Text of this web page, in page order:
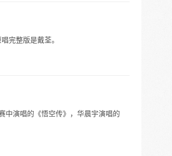
完整版是戴荃。
中演唱的《悟空传》，华晨宇演唱的